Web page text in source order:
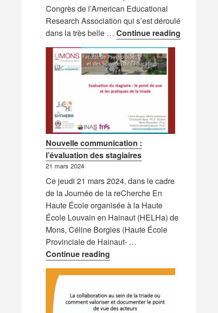
Congrès de l’American Educational
Research Association qui s’est déroulé
dans la très belle … Continue reading
Nouvelle communication :
l’évaluation des stagiaires
21 mars 2024
Ce jeudi 21 mars 2024, dans le cadre
de la Journée de la reCherche En
Haute École organisée à la Haute
École Louvain en Hainaut (HELHa) de
Mons, Céline Borgies (Haute École
Provinciale de Hainaut- …
Continue readingNouvelle communication :